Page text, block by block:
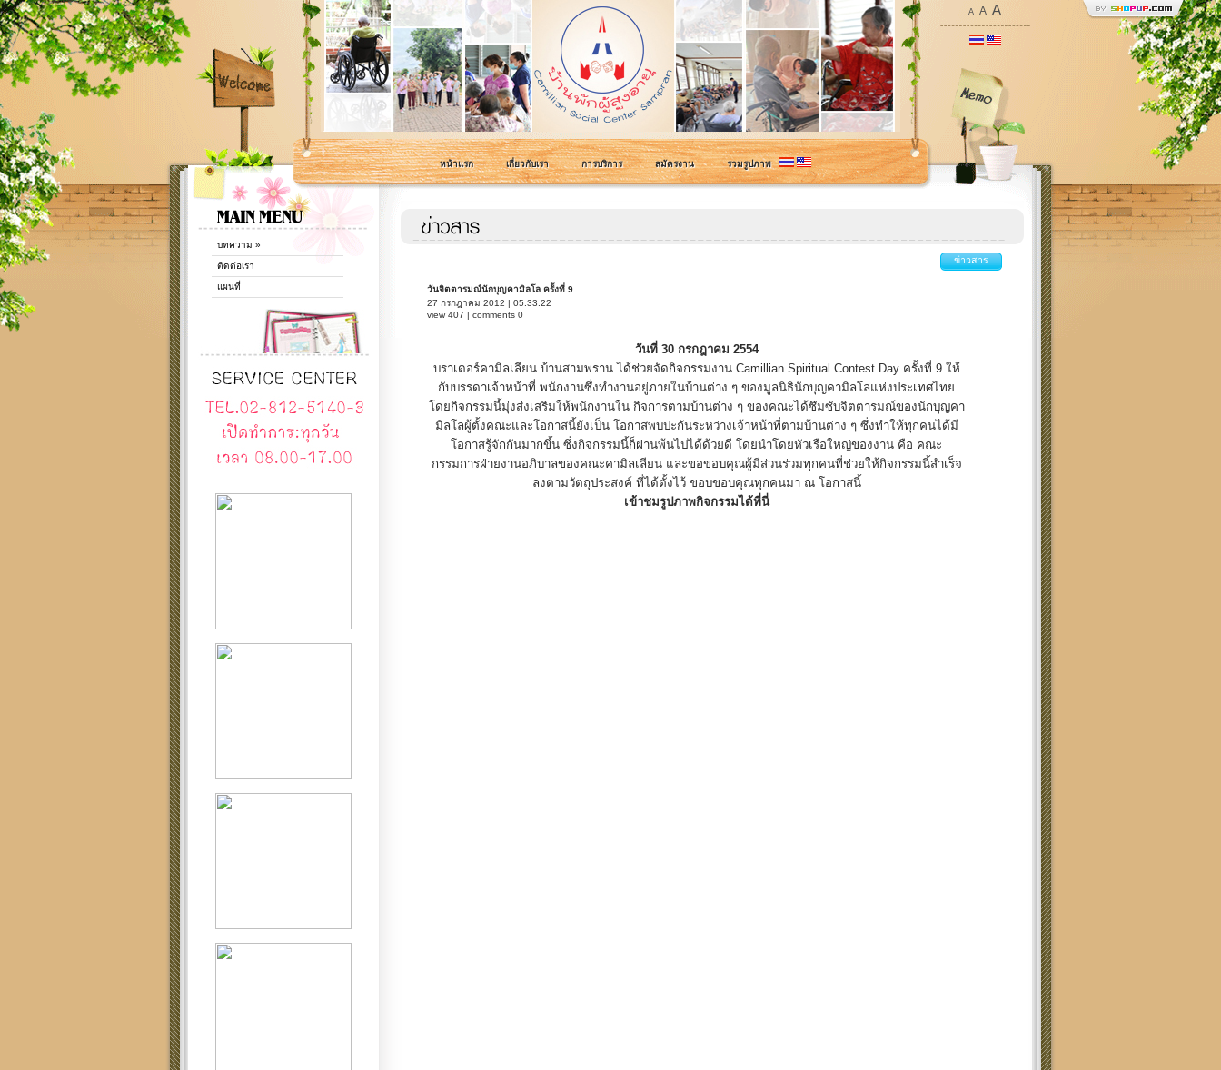
A A A
หน้าแรก เกี่ยวกับเรา การบริการ สมัครงาน รวมรูปภาพ
บทความ »
ติดต่อเรา
แผนที่
ข่าวสาร
วันจิตตารมณ์นักบุญคามิลโล ครั้งที่ 9
27 กรกฎาคม 2012 | 05:33:22
view 407 | comments 0
วันที่ 30 กรกฎาคม 2554
บราเดอร์คามิลเลียน บ้านสามพราน ได้ช่วยจัดกิจกรรมงาน Camillian Spiritual Contest Day ครั้งที่ 9 ให้
กับบรรดาเจ้าหน้าที่ พนักงานซึ่งทำงานอยู่ภายในบ้านต่าง ๆ ของมูลนิธินักบุญคามิลโลแห่งประเทศไทย
โดยกิจกรรมนี้มุ่งส่งเสริมให้พนักงานใน กิจการตามบ้านต่าง ๆ ของคณะได้ซึมซับจิตตารมณ์ของนักบุญคา
มิลโลผู้ตั้งคณะและโอกาสนี้ยังเป็น โอกาสพบปะกันระหว่างเจ้าหน้าที่ตามบ้านต่าง ๆ ซึ่งทำให้ทุกคนได้มี
โอกาสรู้จักกันมากขึ้น ซึ่งกิจกรรมนี้ก็ฝ่านพ้นไปได้ด้วยดี โดยนำโดยหัวเรือใหญ่ของงาน คือ คณะ
กรรมการฝ่ายงานอภิบาลของคณะคามิลเลียน และขอขอบคุณผู้มีส่วนร่วมทุกคนที่ช่วยให้กิจกรรมนี้สำเร็จ
ลงตามวัตถุประสงค์ ที่ได้ตั้งไว้ ขอบขอบคุณทุกคนมา ณ โอกาสนี้
เข้าชมรูปภาพกิจกรรมได้ที่นี่